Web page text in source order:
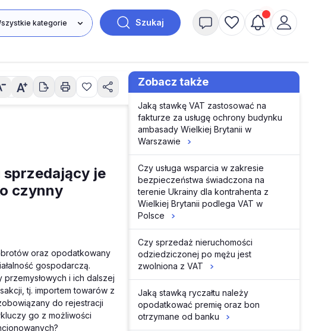
Szukaj
sprzedający je
czynny
oraz opodatkowany
gospodarczą.
i ich dalszej
tj. importem towarów z
do rejestracji
go z możliwości
Zobacz także
Jaką stawkę VAT zastosować na
fakturze za usługę ochrony budynku
ambasady Wielkiej Brytanii w
Warszawie
Czy usługa wsparcia w zakresie
bezpieczeństwa świadczona na
terenie Ukrainy dla kontrahenta z
Wielkiej Brytanii podlega VAT w
Polsce
Czy sprzedaż nieruchomości
odziedziczonej po mężu jest
zwolniona z VAT
Jaką stawką ryczałtu należy
opodatkować premię oraz bon
otrzymane od banku